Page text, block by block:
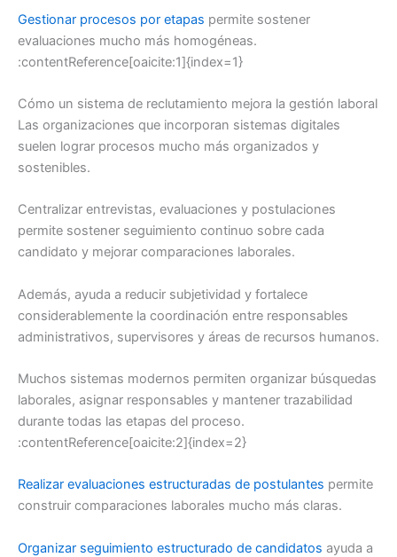
Gestionar procesos por etapas permite sostener
evaluaciones mucho más homogéneas.
:contentReference[oaicite:1]{index=1}
Cómo un sistema de reclutamiento mejora la gestión laboral
Las organizaciones que incorporan sistemas digitales
suelen lograr procesos mucho más organizados y
sostenibles.
Centralizar entrevistas, evaluaciones y postulaciones
permite sostener seguimiento continuo sobre cada
candidato y mejorar comparaciones laborales.
Además, ayuda a reducir subjetividad y fortalece
considerablemente la coordinación entre responsables
administrativos, supervisores y áreas de recursos humanos.
Muchos sistemas modernos permiten organizar búsquedas
laborales, asignar responsables y mantener trazabilidad
durante todas las etapas del proceso.
:contentReference[oaicite:2]{index=2}
Realizar evaluaciones estructuradas de postulantes permite
construir comparaciones laborales mucho más claras.
Organizar seguimiento estructurado de candidatos ayuda a